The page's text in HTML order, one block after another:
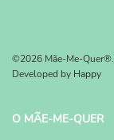
©2026 Mãe-Me-
Developed by Happy
O MÃE-ME-QUER